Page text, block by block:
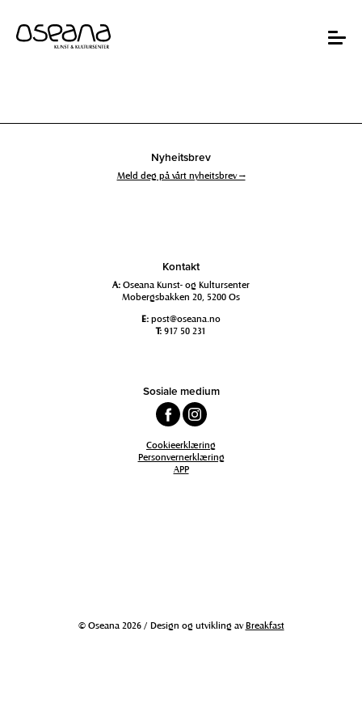
innhold
navigasjon
Toggle
Nyheitsbrev
Meld deg på vårt nyheitsbrev →
Kontakt
A: Oseana Kunst- og Kultursenter
Mobergsbakken 20, 5200 Os
E: post@oseana.no
T: 917 50 231
Sosiale medium
Cookieerklæring
Personvernerklæring
APP
© Oseana 2026 / Design og utvikling avBreakfast